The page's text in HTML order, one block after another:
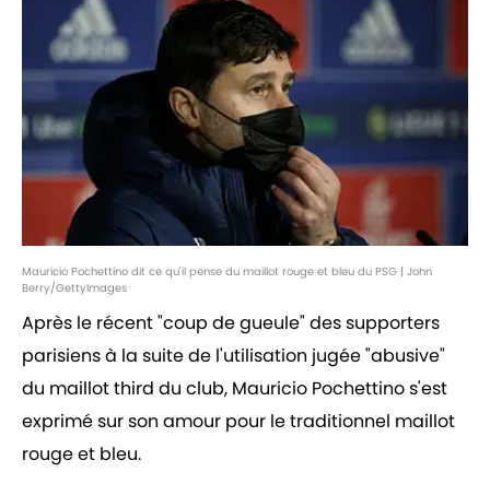
Mauricio Pochettino dit ce qu'il pense du maillot rouge et bleu du PSG | John
Berry/GettyImages
Après le récent "coup de gueule" des supporters
parisiens à la suite de l'utilisation jugée "abusive"
du maillot third du club, Mauricio Pochettino s'est
exprimé sur son amour pour le traditionnel maillot
rouge et bleu.